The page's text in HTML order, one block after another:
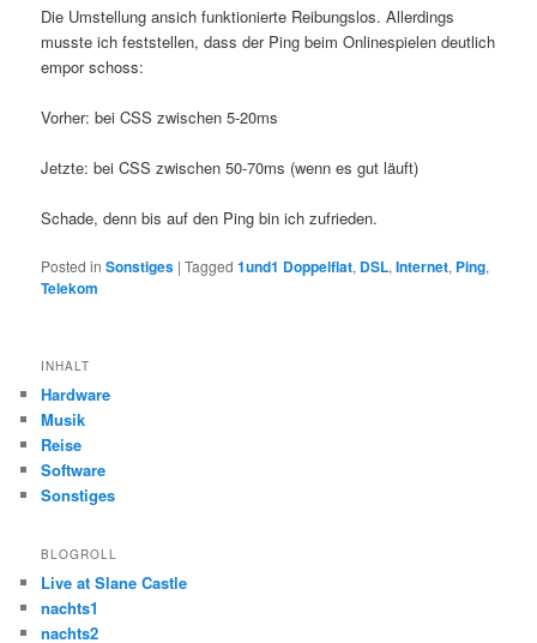
Die Umstellung ansich funktionierte Reibungslos. Allerdings
musste ich feststellen, dass der Ping beim Onlinespielen deutlich
empor schoss:
Vorher: bei CSS zwischen 5-20ms
Jetzte: bei CSS zwischen 50-70ms (wenn es gut läuft)
Schade, denn bis auf den Ping bin ich zufrieden.
Posted in Sonstiges |Tagged 1und1 Doppelflat, DSL,Internet, Ping,
Telekom
INHALT
Hardware
Musik
Reise
Software
Sonstiges
BLOGROLL
Live at Slane Castle
nachts1
nachts2